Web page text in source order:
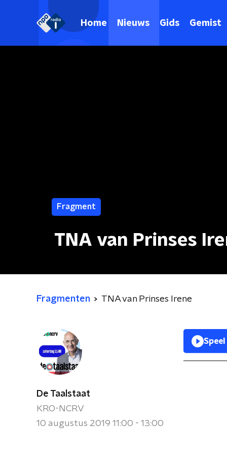
Home Nieuws Gids Gemist
Fragment
TNA van Prinses
Fragmenten TNA van Prinses Irene
De Taalstaat
KRO-NCRV
10 augustus 2019 11:00 - 13:00